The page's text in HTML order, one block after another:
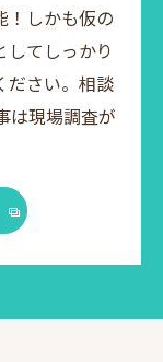
！しかも仮の
てしっかり
ださい。相談
は現場調査が